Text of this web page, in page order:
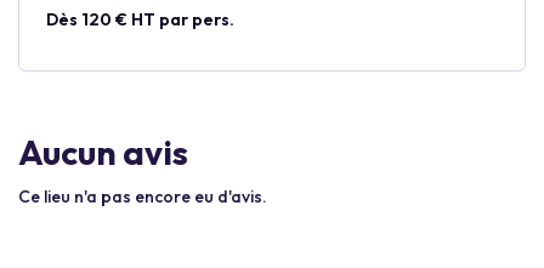
Dès 120 € HT par pers.
Aucun avis
Ce lieu n'a pas encore eu d'avis.